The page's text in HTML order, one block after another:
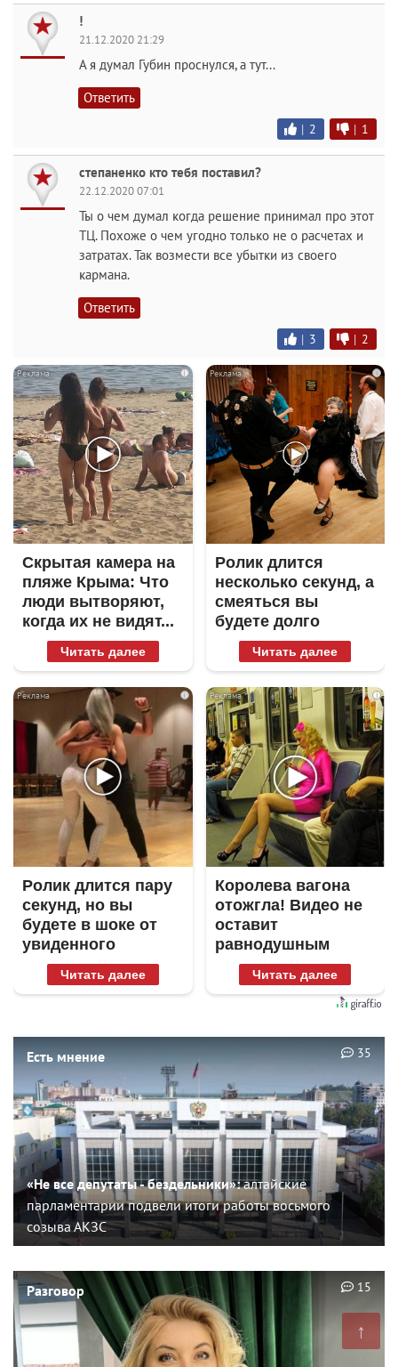
!
21.12.2020 21:29
А я думал Губин проснулся, а тут...
Ответить
| 2 | 1
степаненко кто тебя поставил?
22.12.2020 07:01
Ты о чем думал когда решение принимал про этот
ТЦ. Похоже о чем угодно только не о расчетах и
затратах. Так возмести все убытки из своего
кармана.
Ответить
| 3 | 2
i
Скрытая камера на
пляже Крыма: Что
люди вытворяют,
когда их не видят...
Читать далее
i
Ролик длится
несколько секунд, а
смеяться вы
будете долго
Читать далее
i
Ролик длится пару
секунд, но вы
будете в шоке от
увиденного
Читать далее
i
Королева вагона
отожгла! Видео не
оставит
равнодушным
Читать далее
↑
Есть мнение
«Не все депутаты - бездельники»:алтайские
парламентарии подвели итоги работы восьмого
созыва АКЗС
35
Разговор 15